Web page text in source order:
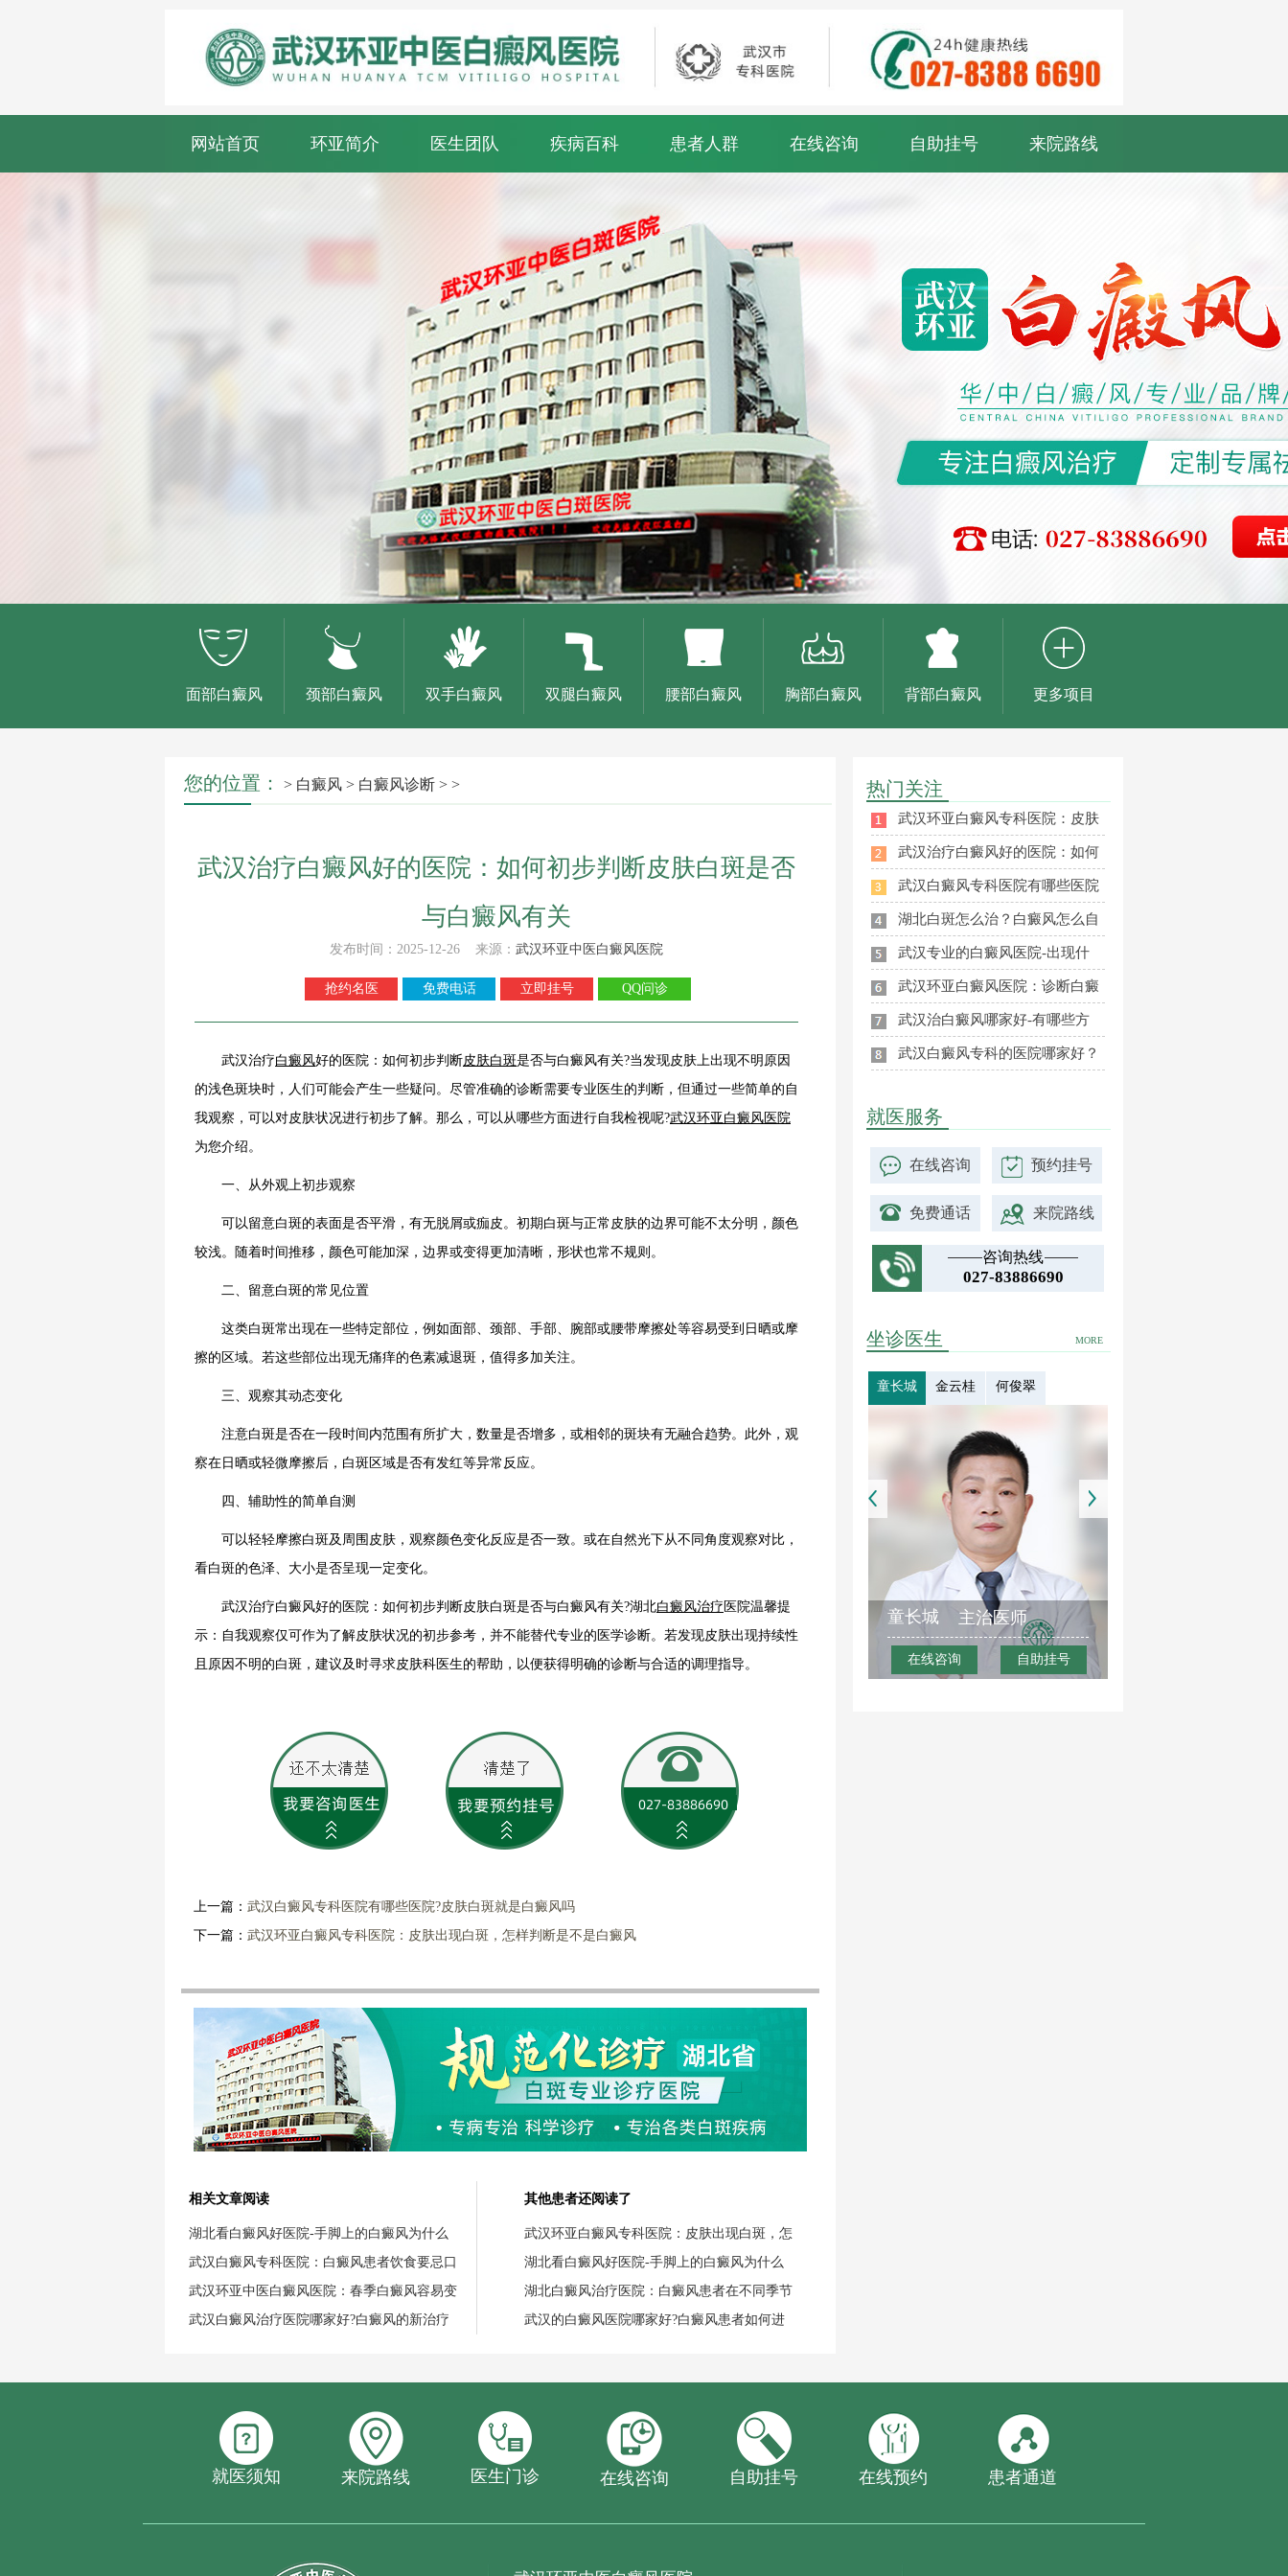
网站首页 环亚简介 医生团队 疾病百科 患者人群 在线咨询 自助挂号 来院路线
面部白癜风 颈部白癜风 双手白癜风 双腿白癜风 腰部白癜风 胸部白癜风 背部白癜风 更多项目
您的位置： > 白癜风 > 白癜风诊断 > >
武汉治疗白癜风好的医院：如何初步判断皮肤白斑是否
与白癜风有关
发布时间：2025-12-26 来源： 武汉环亚中医白癜风医院
抢约名医 免费电话 立即挂号 QQ问诊
武汉治疗白癜风好的医院：如何初步判断皮肤白斑是否与白癜风有关?当发现皮肤上出现不明原因
的浅色斑块时，人们可能会产生一些疑问。尽管准确的诊断需要专业医生的判断，但通过一些简单的自
我观察，可以对皮肤状况进行初步了解。那么，可以从哪些方面进行自我检视呢?武汉环亚白癜风医院
为您介绍。
一、从外观上初步观察
可以留意白斑的表面是否平滑，有无脱屑或痂皮。初期白斑与正常皮肤的边界可能不太分明，颜色
较浅。随着时间推移，颜色可能加深，边界或变得更加清晰，形状也常不规则。
二、留意白斑的常见位置
这类白斑常出现在一些特定部位，例如面部、颈部、手部、腕部或腰带摩擦处等容易受到日晒或摩
擦的区域。若这些部位出现无痛痒的色素减退斑，值得多加关注。
三、观察其动态变化
注意白斑是否在一段时间内范围有所扩大，数量是否增多，或相邻的斑块有无融合趋势。此外，观
察在日晒或轻微摩擦后，白斑区域是否有发红等异常反应。
四、辅助性的简单自测
可以轻轻摩擦白斑及周围皮肤，观察颜色变化反应是否一致。或在自然光下从不同角度观察对比，
看白斑的色泽、大小是否呈现一定变化。
武汉治疗白癜风好的医院：如何初步判断皮肤白斑是否与白癜风有关?湖北白癜风治疗 医院温馨提
示：自我观察仅可作为了解皮肤状况的初步参考，并不能替代专业的医学诊断。若发现皮肤出现持续性
且原因不明的白斑，建议及时寻求皮肤科医生的帮助，以便获得明确的诊断与合适的调理指导。
上一篇： 武汉白癜风专科医院有哪些医院?皮肤白斑就是白癜风吗
下一篇： 武汉环亚白癜风专科医院：皮肤出现白斑，怎样判断是不是白癜风
相关文章阅读
湖北看白癜风好医院-手脚上的白癜风为什么
武汉白癜风专科医院：白癜风患者饮食要忌口
武汉环亚中医白癜风医院：春季白癜风容易变
武汉白癜风治疗医院哪家好?白癜风的新治疗
其他患者还阅读了
武汉环亚白癜风专科医院：皮肤出现白斑，怎
湖北看白癜风好医院-手脚上的白癜风为什么
湖北白癜风治疗医院：白癜风患者在不同季节
武汉的白癜风医院哪家好?白癜风患者如何进
热门关注
武汉环亚白癜风专科医院：皮肤
武汉治疗白癜风好的医院：如何
武汉白癜风专科医院有哪些医院
湖北白斑怎么治？白癜风怎么自
武汉专业的白癜风医院-出现什
武汉环亚白癜风医院：诊断白癜
武汉治白癜风哪家好-有哪些方
武汉白癜风专科的医院哪家好？
就医服务
在线咨询 预约挂号
免费通话 来院路线
咨询热线
027-83886690
MORE
坐诊医生
童长城 金云桂 何俊翠
童长城 主治医师
在线咨询 自助挂号
就医须知 来院路线 医生门诊 在线咨询 自助挂号 在线预约 患者通道